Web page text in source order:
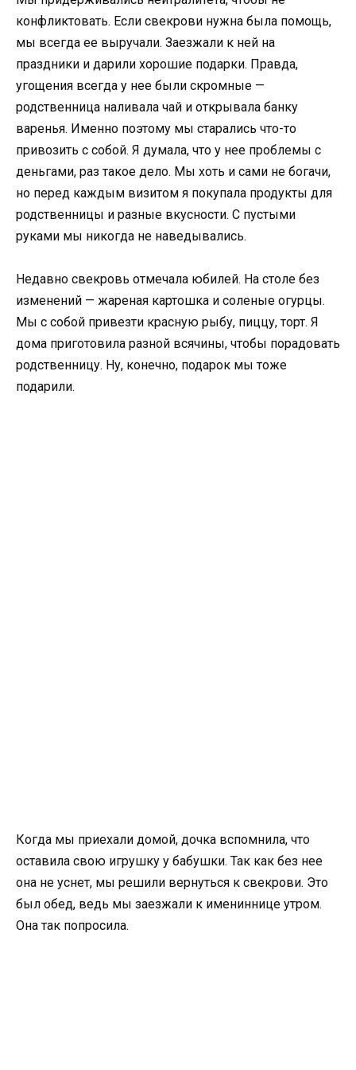
конфликтовать. Если свекрови нужна была помощь,
мы всегда ее выручали. Заезжали к ней на
праздники и дарили хорошие подарки. Правда,
угощения всегда у нее были скромные —
родственница наливала чай и открывала банку
варенья. Именно поэтому мы старались что-то
привозить с собой. Я думала, что у нее проблемы с
деньгами, раз такое дело. Мы хоть и сами не богачи,
но перед каждым визитом я покупала продукты для
родственницы и разные вкусности. С пустыми
руками мы никогда не наведывались.
Недавно свекровь отмечала юбилей. На столе без
изменений — жареная картошка и соленые огурцы.
Мы с собой привезти красную рыбу, пиццу, торт. Я
дома приготовила разной всячины, чтобы порадовать
родственницу. Ну, конечно, подарок мы тоже
подарили.
Когда мы приехали домой, дочка вспомнила, что
оставила свою игрушку у бабушки. Так как без нее
она не уснет, мы решили вернуться к свекрови. Это
был обед, ведь мы заезжали к имениннице утром.
Она так попросила.